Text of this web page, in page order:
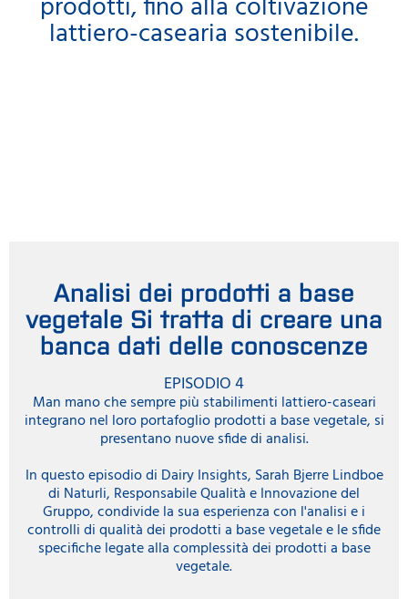
lattiero-casearia sostenibile.
Analisi dei prodotti a base
vegetale Si tratta di creare una
banca dati delle conoscenze
EPISODIO 4
Man mano che sempre più stabilimenti lattiero-caseari
integrano nel loro portafoglio prodotti a base vegetale, si
presentano nuove sfide di analisi.
In questo episodio di Dairy Insights, Sarah Bjerre Lindboe
di Naturli, Responsabile Qualità e Innovazione del
Gruppo, condivide la sua esperienza con l'analisi e i
controlli di qualità dei prodotti a base vegetale e le sfide
specifiche legate alla complessità dei prodotti a base
vegetale.